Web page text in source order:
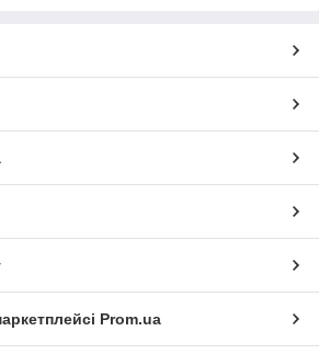
Prom.ua